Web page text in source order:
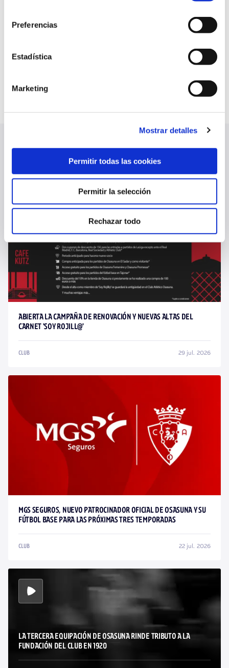
Preferencias
Estadística
Marketing
Mostrar detalles
Permitir todas las cookies
Permitir la selección
Rechazar todo
ÚLTIMAS NOTICIAS
ABIERTA LA CAMPAÑA DE RENOVACIÓN Y NUEVAS ALTAS DEL
CARNET 'SOY ROJILL@'
CLUB 29 jul. 2026
MGS SEGUROS, NUEVO PATROCINADOR OFICIAL DE OSASUNA Y SU
FÚTBOL BASE PARA LAS PRÓXIMAS TRES TEMPORADAS
CLUB 22 jul. 2026
LA TERCERA EQUIPACIÓN DE OSASUNA RINDE TRIBUTO A LA
FUNDACIÓN DEL CLUB EN 1920